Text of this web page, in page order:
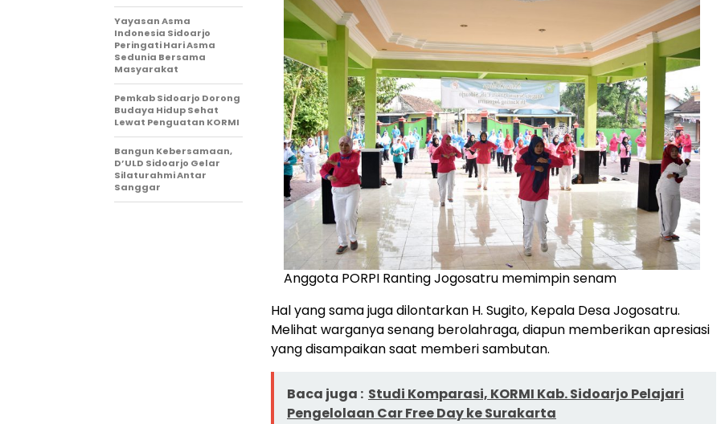
Anggota PORPI Ranting Jogosatru memimpin senam
Hal yang sama juga dilontarkan H. Sugito, Kepala Desa Jogosatru.
Melihat warganya senang berolahraga, diapun memberikan apresiasi
yang disampaikan saat memberi sambutan.
Baca juga : Studi Komparasi, KORMI Kab. Sidoarjo Pelajari
Pengelolaan Car Free Day ke Surakarta
Yayasan Asma
Indonesia Sidoarjo
Peringati Hari Asma
Sedunia Bersama
Masyarakat
Pemkab Sidoarjo Dorong
Budaya Hidup Sehat
Lewat Penguatan KORMI
Bangun Kebersamaan,
D’ULD Sidoarjo Gelar
Silaturahmi Antar
Sanggar